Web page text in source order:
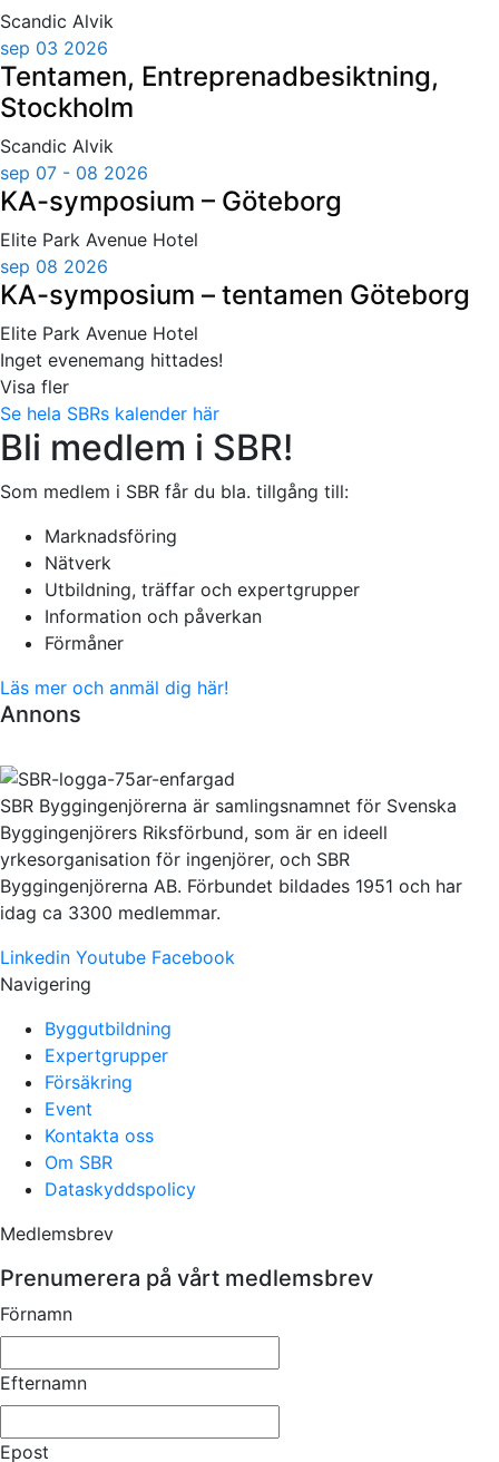
Scandic Alvik
sep 03 2026
Tentamen, Entreprenadbesiktning,
Stockholm
Scandic Alvik
sep 07 - 08 2026
KA-symposium – Göteborg
Elite Park Avenue Hotel
sep 08 2026
KA-symposium – tentamen Göteborg
Elite Park Avenue Hotel
Inget evenemang hittades!
Visa fler
Se hela SBRs kalender här
Bli medlem i SBR!
Som medlem i SBR får du bla. tillgång till:
Marknadsföring
Nätverk
Utbildning, träffar och expertgrupper
Information och påverkan
Förmåner
Läs mer och anmäl dig här!
Annons
SBR Byggingenjörerna är samlingsnamnet för Svenska
Byggingenjörers Riksförbund, som är en ideell
yrkesorganisation för ingenjörer, och SBR
Byggingenjörerna AB. Förbundet bildades 1951 och har
idag ca 3300 medlemmar.
Linkedin Youtube Facebook
Navigering
Byggutbildning
Expertgrupper
Försäkring
Event
Kontakta oss
Om SBR
Dataskyddspolicy
Medlemsbrev
Prenumerera på vårt medlemsbrev
Förnamn
Efternamn
Epost